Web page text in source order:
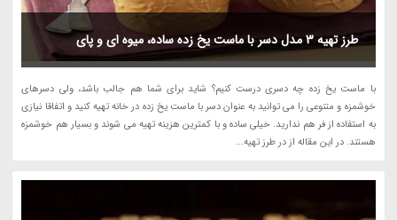
طرز تهیه 3 مدل دسر با ماست یخ زده ساده، میوه ای و پای
با ماست یخ زده چه دسری درست کنیم؟ شاید برای شما هم جالب باشد، ولی دسرهای
خوشمزه و متنوعی را می توانید به عنوان دسر با ماست یخ زده در خانه تهیه کنید و اتفاقا نیازی
به استفاده از فر هم ندارید. خیلی ساده و با کمترین هزینه تهیه می شوند و بسیار هم خوشمزه
هستند. در این مقاله از در طرز تهیه...